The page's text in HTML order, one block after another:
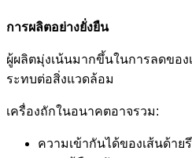
การผลิตอย่างยั่งยืน
ผู้ผลิตมุ่งเน้นมากขึ้นในการลดของ
ระทบต่อสิ่งแวดล้อม
เครื่องถักในอนาคตอาจรวม:
ความเข้ากันได้ของเส้นด้าย